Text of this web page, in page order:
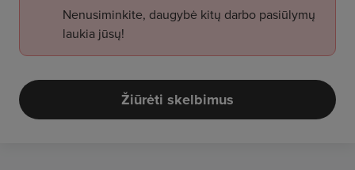
Nenusiminkite, daugybė kitų darbo pasiūlymų
laukia jūsų!
Žiūrėti skelbimus